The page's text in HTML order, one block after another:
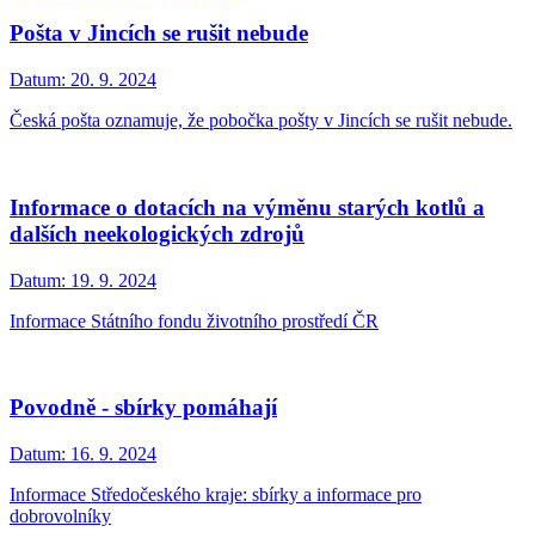
Pošta v Jincích se rušit nebude
Datum: 20. 9. 2024
Česká pošta oznamuje, že pobočka pošty v Jincích se rušit nebude.
Informace o dotacích na výměnu starých kotlů a
dalších neekologických zdrojů
Datum: 19. 9. 2024
Informace Státního fondu životního prostředí ČR
Povodně - sbírky pomáhají
Datum: 16. 9. 2024
Informace Středočeského kraje: sbírky a informace pro
dobrovolníky